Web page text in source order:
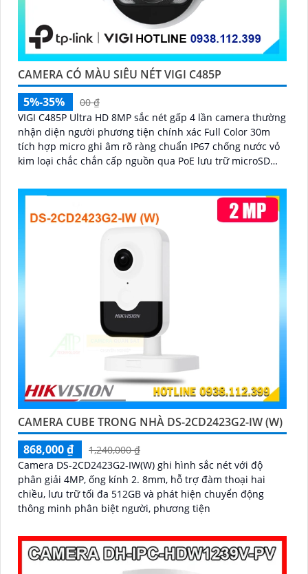
CAMERA CÓ MÀU SIÊU NÉT VIGI C485P
5%-35%
00 ₫
VIGI C485P Ultra HD 8MP sắc nét gấp 4 lần camera thường
nhận diện người phương tiện chính xác Full Color 30m
tích hợp micro ghi âm rõ ràng chuẩn IP67 chống nước vỏ
kim loại chắc chắn cấp nguồn qua PoE lưu trữ microSD
CAMERA CUBE TRONG NHÀ DS-2CD2423G2-IW (W)
868,000 ₫
1,240,000 ₫
Camera DS-2CD2423G2-IW(W) ghi hình sắc nét với độ
phân giải 4MP, ống kính 2. 8mm, hỗ trợ đàm thoại hai
chiều, lưu trữ tối đa 512GB và phát hiện chuyển động
thông minh phân biệt người, phương tiện